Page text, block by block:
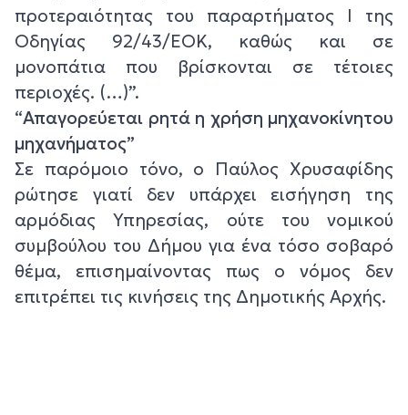
προτεραιότητας του παραρτήματος Ι της
Οδηγίας 92/43/ΕΟΚ, καθώς και σε
μονοπάτια που βρίσκονται σε τέτοιες
περιοχές. (…)”.
“Απαγορεύεται ρητά η χρήση μηχανοκίνητου
μηχανήματος”
Σε παρόμοιο τόνο, ο Παύλος Χρυσαφίδης
ρώτησε γιατί δεν υπάρχει εισήγηση της
αρμόδιας Υπηρεσίας, ούτε του νομικού
συμβούλου του Δήμου για ένα τόσο σοβαρό
θέμα, επισημαίνοντας πως ο νόμος δεν
επιτρέπει τις κινήσεις της Δημοτικής Αρχής.